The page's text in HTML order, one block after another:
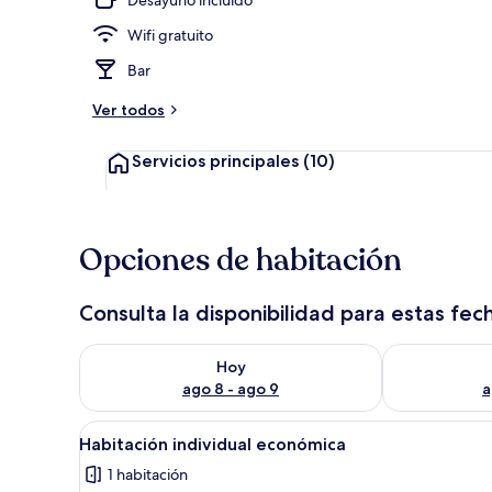
Vista
Wifi gratuito
Bar
Ver todos
Servicios principales (10)
Opciones de habitación
Consulta la disponibilidad para estas
Hoy
ago 8 - ago 9
Consulta la disponibilidad para hoy ago 8 - ago 9
Consulta la
Abrir
todas
las
Una cama bien hecha con
1
Habitación individual económica
1 habitación